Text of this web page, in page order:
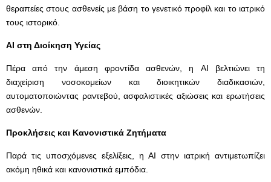
θεραπείες στους ασθενείς με βάση το γενετικό προφίλ και το ιατρικό
τους ιστορικό.
AI στη Διοίκηση Υγείας
Πέρα από την άμεση φροντίδα ασθενών, η AI βελτιώνει τη
διαχείριση νοσοκομείων και διοικητικών διαδικασιών,
αυτοματοποιώντας ραντεβού, ασφαλιστικές αξιώσεις και ερωτήσεις
ασθενών.
Προκλήσεις και Κανονιστικά Ζητήματα
Παρά τις υποσχόμενες εξελίξεις, η AI στην ιατρική αντιμετωπίζει
ακόμη ηθικά και κανονιστικά εμπόδια.